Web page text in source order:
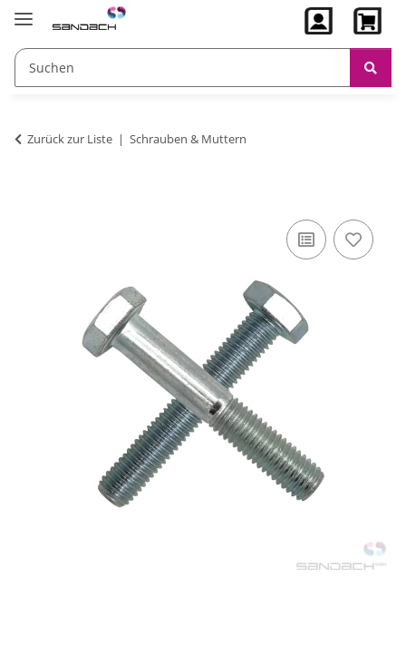
Zurück zur Liste Schrauben & Muttern